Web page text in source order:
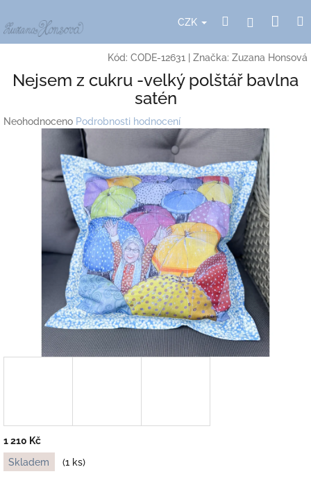
na
obsah
CZK HledatPřihlášení
Kód: CODE-12631 Značka: Zuzana Honsová
Nejsem z cukru -velký polštář bavlna
satén
Průměrné
Neohodnoceno Podrobnosti hodnocení
1 210 Kč
Měrná
cena:
Skladem (1 ks)